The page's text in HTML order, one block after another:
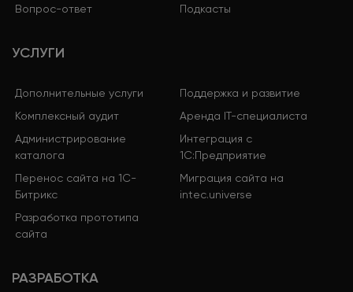
Вопрос-ответ
Подкасты
УСЛУГИ
Дополнительные услуги
Поддержка и развитие
Комплексный аудит
Аренда IT-специалиста
Администрирование
каталога
Интеграция с
1С:Предприятие
Перенос сайта на 1С-
Битрикс
Миграция сайта на
intec.universe
Разработка прототипа
сайта
РАЗРАБОТКА